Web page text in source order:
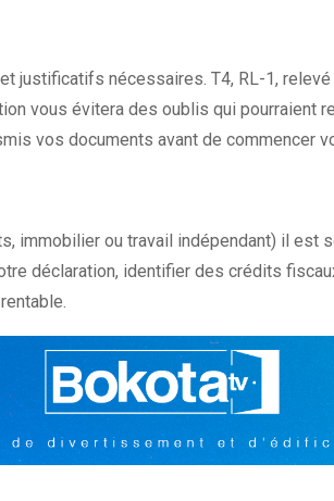
nécessaires. T4, RL-1,
vous évitera des oublis qui pourraient
vos documents avant de commencer
ou travail indépendant) il est
déclaration, identifier des crédits